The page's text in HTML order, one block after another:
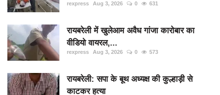
rexpress Aug 3, 2026 0 631
रायबरेली में खुलेआम अवैध गांजा कारोबार का
वीडियो वायरल,...
rexpress Aug 3, 2026 0 573
रायबरेली: सपा के बूथ अध्यक्ष की कुल्हाड़ी से
काटकर हत्या